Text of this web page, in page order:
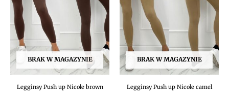
BRAK W MAGAZYNIE
Legginsy Push up Nicole brown
BRAK W MAGAZYNIE
Legginsy Push up Nicole camel